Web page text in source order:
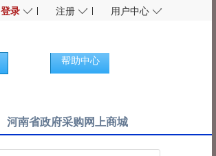
登录 ◇ 注册 ◇ 用户中心 ◇
帮助中心
河南省政府采购网上商城